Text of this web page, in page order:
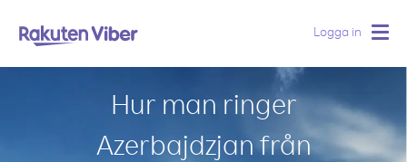
Logga in
Hur man ringer
Azerbajdzjan från